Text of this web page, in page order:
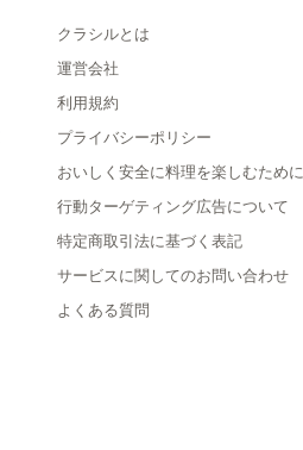
クラシルとは
運営会社
利用規約
プライバシーポリシー
おいしく安全に料理を楽しむために
行動ターゲティング広告について
特定商取引法に基づく表記
サービスに関してのお問い合わせ
よくある質問